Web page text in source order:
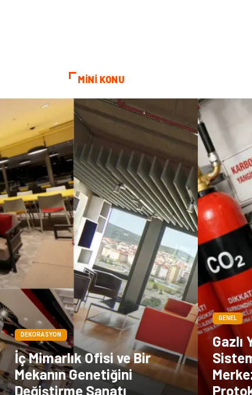
MİNİ KONU
DEKORASYON
İç Mimarlık Ofisi ve Bir
Mekanın Genetiğini
Değiştirme Sanatı
GENEL
Gazlı